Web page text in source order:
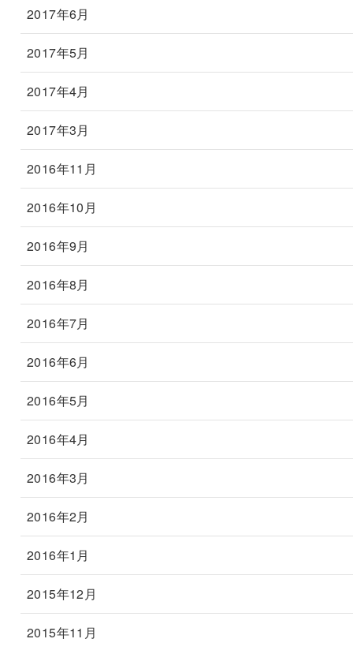
2017年6月
2017年5月
2017年4月
2017年3月
2016年11月
2016年10月
2016年9月
2016年8月
2016年7月
2016年6月
2016年5月
2016年4月
2016年3月
2016年2月
2016年1月
2015年12月
2015年11月